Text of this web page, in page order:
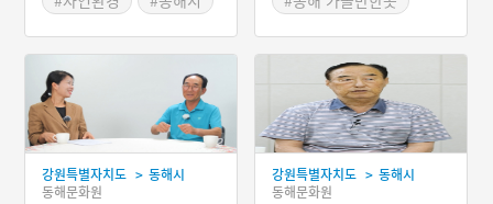
강원특별자치도 > 동해시
동해문화원
강원특별자치도 > 동해시
동해문화원